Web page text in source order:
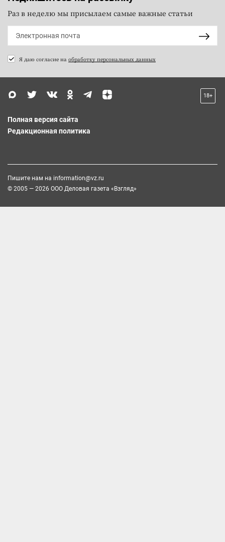
Раз в неделю мы присылаем самые важные статьи
Я даю согласие на обработку персональных данных
18+
Полная версия сайта
Редакционная политика
Пишите нам на information@vz.ru
© 2005 — 2026 ООО Деловая газета «Взгляд»